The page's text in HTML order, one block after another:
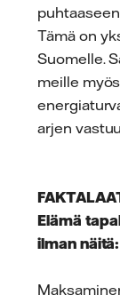
Tämä on
Suomelle.
meille
arjen
Elämä
ilman näitä: